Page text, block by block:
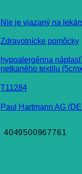
Nie je viazaný na
Zdravotnícke pomôcky
hypoalergénna
netkaného textilu
T11284
Paul Hartmann AG
4049500967761